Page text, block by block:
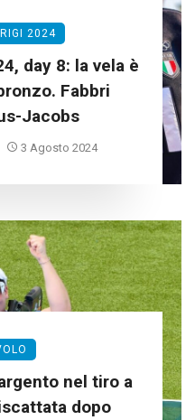
2024
day 8: la vela è
Fabbri
Jacobs
3 Agosto 2024
nel tiro a
dopo